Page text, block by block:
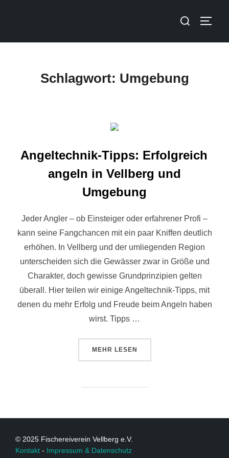
Schlagwort: Umgebung
Angeltechnik-Tipps: Erfolgreich
angeln in Vellberg und
Umgebung
Jeder Angler – ob Einsteiger oder erfahrener Profi –
kann seine Fangchancen mit ein paar Kniffen deutlich
erhöhen. In Vellberg und der umliegenden Region
unterscheiden sich die Gewässer zwar in Größe und
Charakter, doch gewisse Grundprinzipien gelten
überall. Hier teilen wir einige Angeltechnik-Tipps, mit
denen du mehr Erfolg und Freude beim Angeln haben
wirst. Tipps …
MEHR LESEN
© 2025 Fischereiverein Vellberg e.V.
Kontakt - Impressum & Datenschutz